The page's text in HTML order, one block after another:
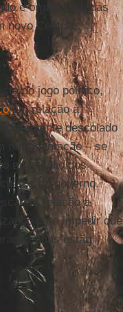
é organizar todas
novo Centrão.
do jogo político,
em relação à
descolado
representação – se
monopólio dos
do governo.
em relação a
para impedir que
mas estão